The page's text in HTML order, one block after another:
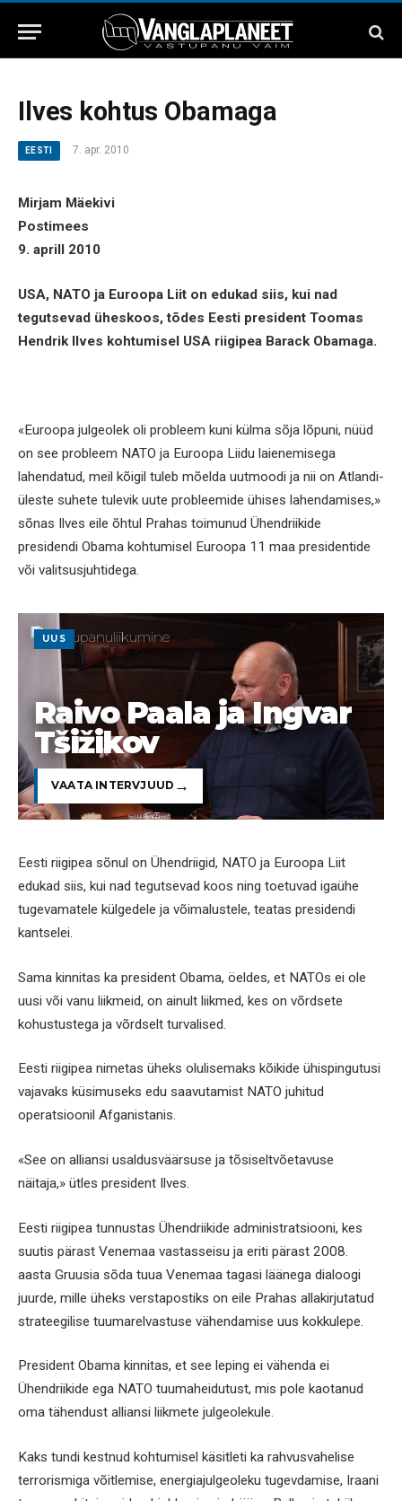
Ilves kohtus Obamaga
EESTI 7. apr. 2010
Mirjam Mäekivi
Postimees
9. aprill 2010
USA, NATO ja Euroopa Liit on edukad siis, kui nad
tegutsevad üheskoos, tõdes Eesti president Toomas
Hendrik Ilves kohtumisel USA riigipea Barack Obamaga.
«Euroopa julgeolek oli probleem kuni külma sõja lõpuni, nüüd
on see probleem NATO ja Euroopa Liidu laienemisega
lahendatud, meil kõigil tuleb mõelda uutmoodi ja nii on Atlandi-
üleste suhete tulevik uute probleemide ühises lahendamises,»
sõnas Ilves eile õhtul Prahas toimunud Ühendriikide
presidendi Obama kohtumisel Euroopa 11 maa presidentide
või valitsusjuhtidega.
UUS
Raivo Paala ja Ingvar
Tšižikov
VAATA INTERVJUUD
Eesti riigipea sõnul on Ühendriigid, NATO ja Euroopa Liit
edukad siis, kui nad tegutsevad koos ning toetuvad igaühe
tugevamatele külgedele ja võimalustele, teatas presidendi
kantselei.
Sama kinnitas ka president Obama, öeldes, et NATOs ei ole
uusi või vanu liikmeid, on ainult liikmed, kes on võrdsete
kohustustega ja võrdselt turvalised.
Eesti riigipea nimetas üheks olulisemaks kõikide ühispingutusi
vajavaks küsimuseks edu saavutamist NATO juhitud
operatsioonil Afganistanis.
«See on alliansi usaldusväärsuse ja tõsiseltvõetavuse
näitaja,» ütles president Ilves.
Eesti riigipea tunnustas Ühendriikide administratsiooni, kes
suutis pärast Venemaa vastasseisu ja eriti pärast 2008.
aasta Gruusia sõda tuua Venemaa tagasi läänega dialoogi
juurde, mille üheks verstapostiks on eile Prahas allakirjutatud
strateegilise tuumarelvastuse vähendamise uus kokkulepe.
President Obama kinnitas, et see leping ei vähenda ei
Ühendriikide ega NATO tuumaheidutust, mis pole kaotanud
oma tähendust alliansi liikmete julgeolekule.
Kaks tundi kestnud kohtumisel käsitleti ka rahvusvahelise
terrorismiga võitlemise, energiajulgeoleku tugevdamise, Iraani